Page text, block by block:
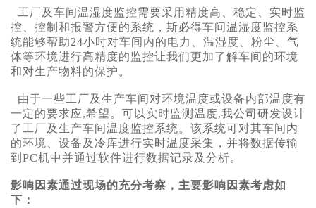
工厂及车间温湿度监控需要采用精度高、稳定、实时监
控、控制和报警方便的系统，斯必得车间温湿度监控系
统能够帮助24小时对车间内的电力、温湿度、粉尘、气
体等环境进行高精度的监控让我们更加了解车间的环境
和对生产物料的保护。
由于一些工厂及生产车间对环境温度或设备内部温度有
一定的要求应,希望。可以实时监测温度,我公司研发设计
了工厂及生产车间温度监控系统。该系统可对其车间内
的环境、设备及冷库进行实时温度采集，并将数据传输
到PC机中并通过软件进行数据记录及分析。
影响因素通过现场的充分考察，主要影响因素考虑如
下：